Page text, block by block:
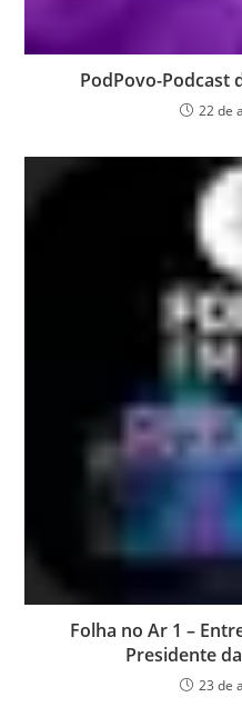
PodPovo-Podcast
22 de
Folha no Ar 1 –
Presidente
23 de